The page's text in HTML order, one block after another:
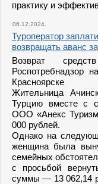
практику и
06.12.2024.
Туроператор
возвращать аванс
Возврат
Роспотребнадзор
Красноярске
Жительница
Турцию вместе с
ООО «Анекс
000 рублей.
Однако на
женщина была
семейных
с просьбой
суммы — 13 062,14